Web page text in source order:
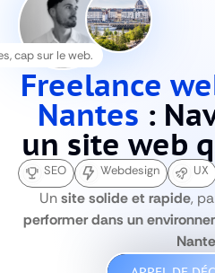
cap sur le web.
Freelance
Nantes :
un site web
SEO Webdesign UX
Unsite solide et rapide,
performer dans un